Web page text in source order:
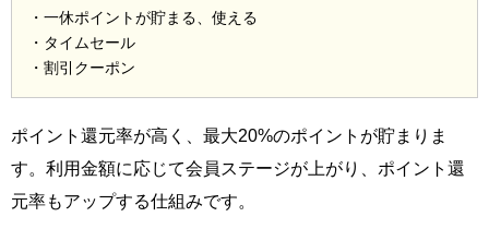
・一休ポイントが貯まる、使える
・タイムセール
・割引クーポン
ポイント還元率が高く、最大20%のポイントが貯まりま
す。利用金額に応じて会員ステージが上がり、ポイント還
元率もアップする仕組みです。